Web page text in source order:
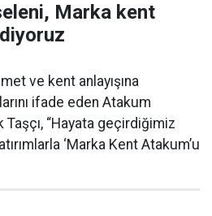
Marka kent
ve kent anlayışına
ifade eden Atakum
Taşçı, “Hayata geçirdiğimiz
‘Marka Kent Atakum’u